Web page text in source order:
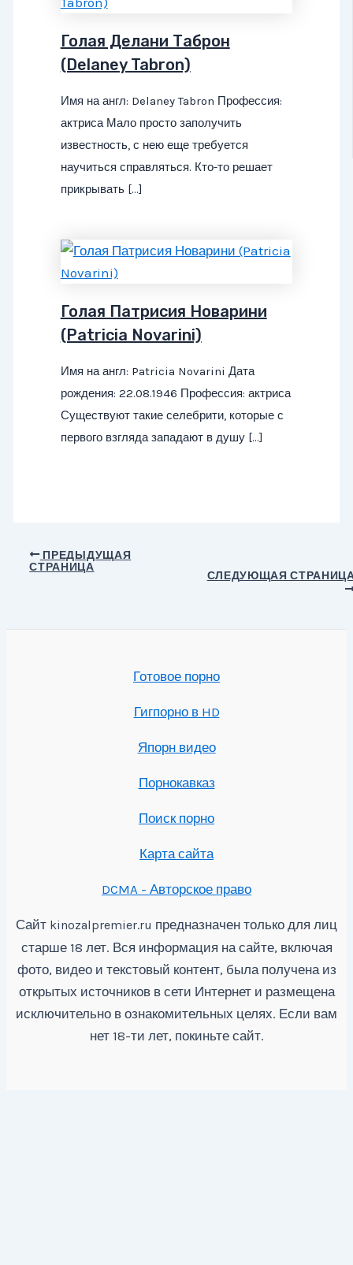
Голая Делани Таброн
(Delaney Tabron)
Имя на англ: Delaney Tabron Профессия:
актриса Мало просто заполучить
известность, с нею еще требуется
научиться справляться. Кто-то решает
прикрывать […]
Голая Патрисия Новарини
(Patricia Novarini)
Имя на англ: Patricia Novarini Дата
рождения: 22.08.1946 Профессия: актриса
Существуют такие селебрити, которые с
первого взгляда западают в душу […]
Навигация
ПРЕДЫДУЩАЯ
СТРАНИЦА
СЛЕДУЮЩАЯ
Готовое порно
Гигпорно в HD
Япорн видео
Порнокавказ
Поиск порно
Карта сайта
DCMA - Авторское право
Сайт kinozalpremier.ru предназначен только для лиц
старше 18 лет. Вся информация на сайте, включая
фото, видео и текстовый контент, была получена из
открытых источников в сети Интернет и размещена
исключительно в ознакомительных целях. Если вам
нет 18-ти лет, покиньте сайт.